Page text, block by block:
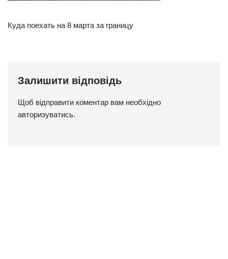
Куда поехать на 8 марта за границу
Залишити відповідь
Щоб відправити коментар вам необхідно
авторизуватись.